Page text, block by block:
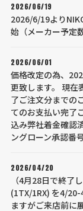
2026/06/19
2026/6/19より
始（メーカー予定
2026/06/01
価格改定の為、
更致します。 現
了ご注文分まで
てのお支払い完了
込み弊社着金確認
ングローン承認番
2026/04/20
（4月28日で終了
(1TX/1RX) を4/
ますがご来店前に